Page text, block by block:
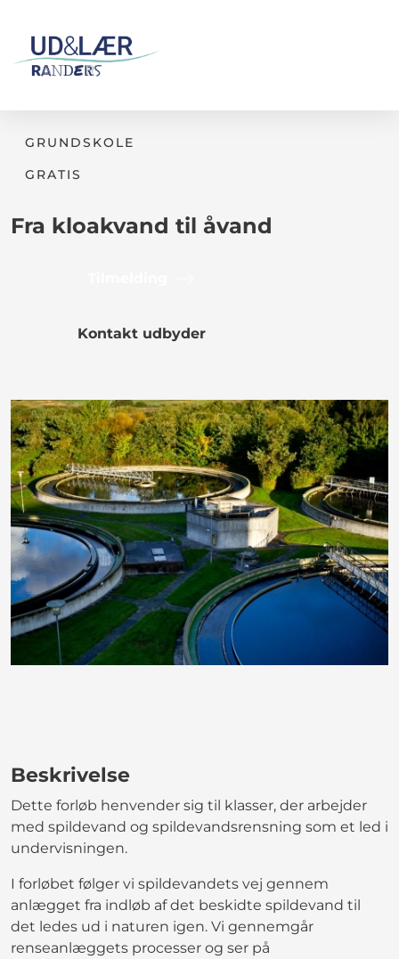
GRUNDSKOLE
GRATIS
Fra kloakvand til åvand
Kontakt udbyder
Beskrivelse
Dette forløb henvender sig til klasser, der arbejder
med spildevand og spildevandsrensning som et led i
undervisningen.
I forløbet følger vi spildevandets vej gennem
anlægget fra indløb af det beskidte spildevand til
det ledes ud i naturen igen. Vi gennemgår
renseanlæggets processer og ser på